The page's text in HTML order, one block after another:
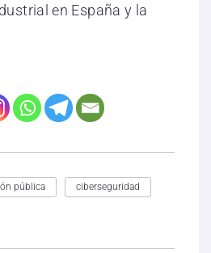
en España y la
pública ciberseguridad